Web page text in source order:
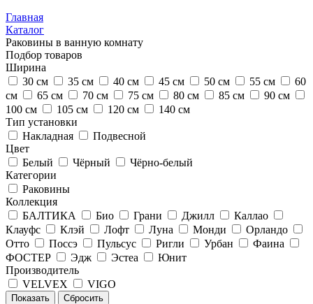
Главная
Каталог
Раковины в ванную комнату
Подбор товаров
Ширина
30 см
35 см 40 см 45 см 50 см 55 см
60
см
65 см 70 см 75 см 80 см 85 см
90 см
100 см
105 см 120 см
140 см
Тип установки
Накладная
Подвесной
Цвет
Белый
Чёрный
Чёрно-белый
Категории
Раковины
Коллекция
БАЛТИКА
Био Грани Джилл
Каллао
Клауфс
Клэй Лофт Луна Монди
Орландо
Отто
Поссэ Пульсус Ригли Урбан
Фаина
ФОСТЕР
Эдж Эстеа
Юнит
Производитель
VELVEX
VIGO